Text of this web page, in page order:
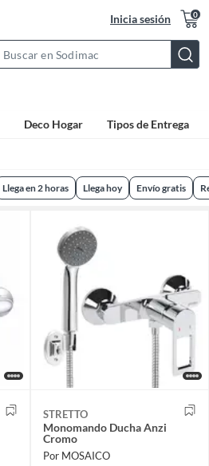
Inicia sesión 0
Bar
Deco Hogar Tipos de Entrega
Llega en 2 horas Llega hoy Envío gratis
STRETTO
Monomando Ducha Anzi
Cromo
Por MOSAICO